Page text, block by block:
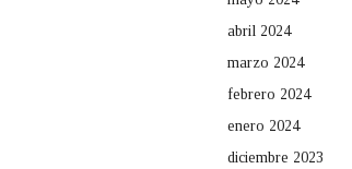
abril 2024
marzo 2024
febrero 2024
enero 2024
diciembre 2023